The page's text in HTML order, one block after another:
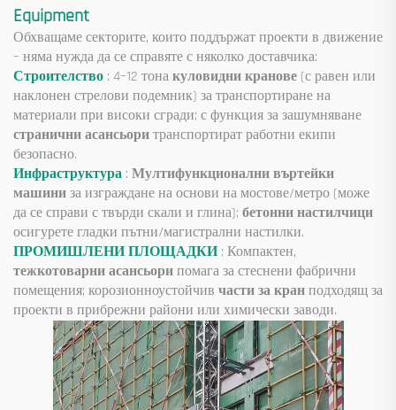
Equipment
Обхващаме секторите, които поддържат проекти в движение
– няма нужда да се справяте с няколко доставчика:
Строителство : 4–12 тонакуловидни кранове (с равен или
наклонен стрелови подемник) за транспортиране на
материали при високи сгради; с функция за зашумняване
странични асансьоритранспортират работни екипи
безопасно.
Инфраструктура : Мултифункционални въртейки
машиниза изграждане на основи на мостове/метро (може
да се справи с твърди скали и глина); бетонни настилчици
осигурете гладки пътни/магистрални настилки.
ПРОМИШЛЕНИ ПЛОЩАДКИ: Компактен,
тежкотоварни асансьорипомага за стеснени фабрични
помещения; корозионноустойчив части за кранподходящ за
проекти в прибрежни райони или химически заводи.